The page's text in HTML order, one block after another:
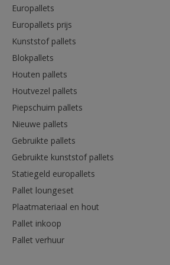
Europallets
Europallets prijs
Kunststof pallets
Blokpallets
Houten pallets
Houtvezel pallets
Piepschuim pallets
Nieuwe pallets
Gebruikte pallets
Gebruikte kunststof pallets
Statiegeld europallets
Pallet loungeset
Plaatmateriaal en hout
Pallet inkoop
Pallet verhuur